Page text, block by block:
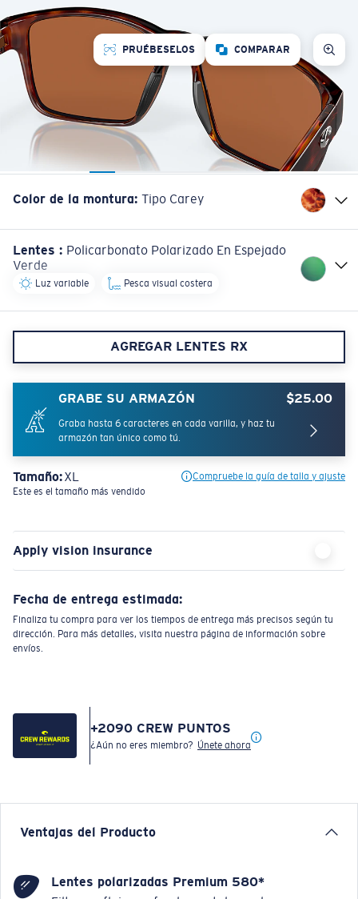
PRUÉBESELOS COMPARAR
Color de la montura: Tipo Carey
Lentes : Policarbonato Polarizado En Espejado
Verde
Luz variable Pesca visual costera
AGREGAR LENTES RX
GRABE SU ARMAZÓN $25.00
Graba hasta 6 caracteres en cada varilla, y haz tu
armazón tan único como tú.
Tamaño:XL
Compruebe la guía de talla y ajuste
Este es el tamaño más vendido
Apply vision insurance
Fecha de entrega estimada:
Finaliza tu compra para ver los tiempos de entrega más precisos según tu
dirección. Para más detalles, visita nuestra página de información sobre
envíos.
+2090 CREW PUNTOS
¿Aún no eres miembro? Únete ahora
Ventajas del Producto
Lentes polarizadas Premium 580*